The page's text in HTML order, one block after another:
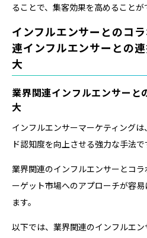
ることで、集客効果を高めることが
インフルエンサーとのコ
連インフルエンサーとの
大
業界関連インフルエンサーと
大
インフルエンサーマーケティング
ド認知度を向上させる強力な手法で
業界関連のインフルエンサーとコ
ーゲット市場へのアプローチが容
ます。
以下では、業界関連のインフルエ